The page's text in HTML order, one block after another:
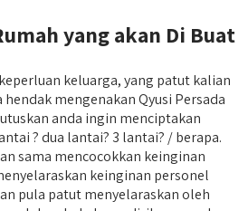
yang akan Di Buat
keluarga, yang patut kalian
mengenakan Qyusi Persada
anda ingin menciptakan
? dua lantai? 3 lantai? / berapa.
sama mencocokkan keinginan
keinginan personel
pula patut menyelaraskan oleh